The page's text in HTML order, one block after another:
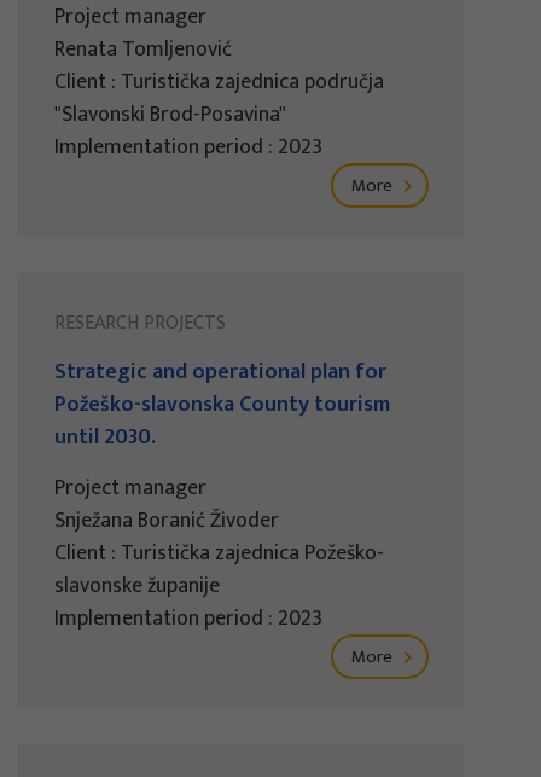
Project manager
Renata Tomljenović
Client : Turistička zajednica područja
"Slavonski Brod-Posavina"
Implementation period : 2023
More
RESEARCH PROJECTS
Strategic and operational plan for
Požeško-slavonska County tourism
until 2030.
Project manager
Snježana Boranić Živoder
Client : Turistička zajednica Požeško-
slavonske županije
Implementation period : 2023
More